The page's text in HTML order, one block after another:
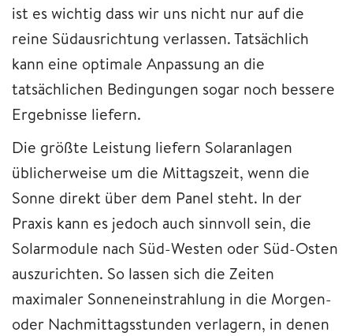
ist es wichtig dass wir uns nicht nur auf die
reine Südausrichtung verlassen. Tatsächlich
kann eine optimale Anpassung an die
tatsächlichen Bedingungen sogar noch bessere
Ergebnisse liefern.
Die größte Leistung liefern Solaranlagen
üblicherweise um die Mittagszeit, wenn die
Sonne direkt über dem Panel steht. In der
Praxis kann es jedoch auch sinnvoll sein, die
Solarmodule nach Süd-Westen oder Süd-Osten
auszurichten. So lassen sich die Zeiten
maximaler Sonneneinstrahlung in die Morgen-
oder Nachmittagsstunden verlagern, in denen